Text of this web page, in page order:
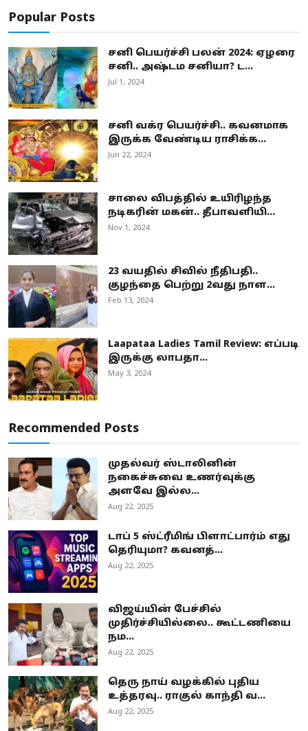
Popular Posts
சனி பெயர்ச்சி பலன் 2024: ஏழரை
சனி.. அஷ்டம சனியா? ட...
Jul 1, 2024
சனி வக்ர பெயர்ச்சி.. கவனமாக
இருக்க வேண்டிய ராசிக்க...
Jun 22, 2024
சாலை விபத்தில் உயிரிழந்த
நடிகரின் மகன்.. தீபாவளியி...
Nov 1, 2024
23 வயதில் சிவில் நீதிபதி..
குழந்தை பெற்று 2வது நாள...
Feb 13, 2024
Laapataa Ladies Tamil Review: எப்படி
இருக்கு லாபதா...
May 3, 2024
Recommended Posts
முதல்வர் ஸ்டாலினின்
நகைச்சுவை உணர்வுக்கு
அளவே இல்ல...
Aug 22, 2025
டாப் 5 ஸ்ட்ரீமிங் பிளாட்பார்ம் எது
தெரியுமா? கவனத்...
Aug 22, 2025
விஜய்யின் பேச்சில்
முதிர்ச்சியில்லை.. கூட்டணியை
நம...
Aug 22, 2025
தெரு நாய் வழக்கில் புதிய
உத்தரவு.. ராகுல் காந்தி வ...
Aug 22, 2025